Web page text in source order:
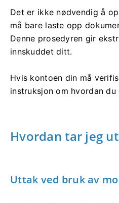
Det er ikke nødvendig å
må bare laste opp
Denne prosedyren gir
innskuddet ditt.
Hvis kontoen din må
instruksjon om hvordan
Hvordan tar jeg
Uttak ved bruk av